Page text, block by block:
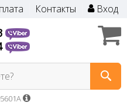
Контакты Вход